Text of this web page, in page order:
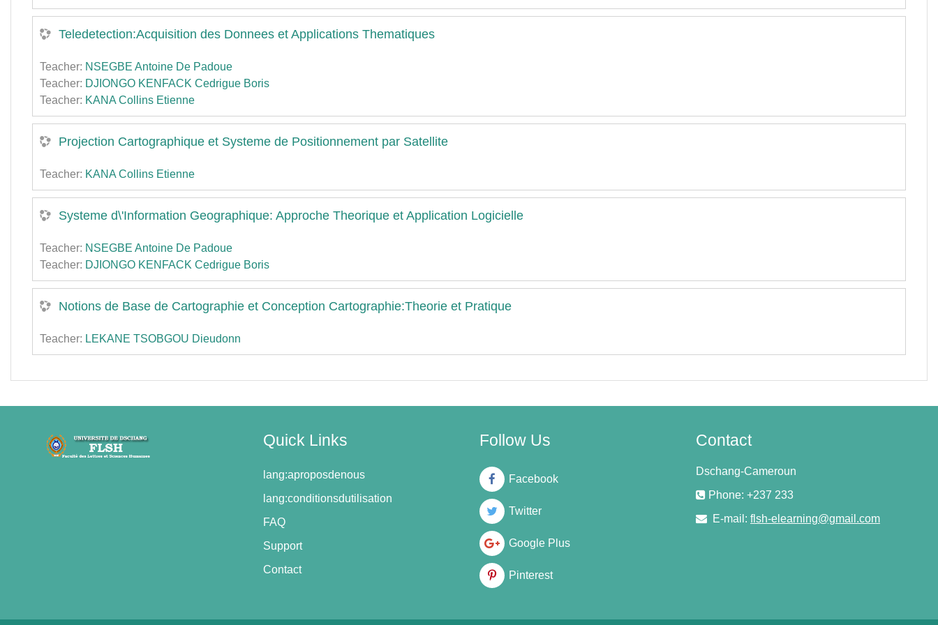
Teledetection:Acquisition des Donnees et Applications Thematiques
Teacher: NSEGBE Antoine De Padoue
Teacher: DJIONGO KENFACK Cedrigue Boris
Teacher: KANA Collins Etienne
Projection Cartographique et Systeme de Positionnement par Satellite
Teacher: KANA Collins Etienne
Systeme d\'Information Geographique: Approche Theorique et Application Logicielle
Teacher: NSEGBE Antoine De Padoue
Teacher: DJIONGO KENFACK Cedrigue Boris
Notions de Base de Cartographie et Conception Cartographie:Theorie et Pratique
Teacher: LEKANE TSOBGOU Dieudonn
Quick Links
lang:aproposdenous
lang:conditionsdutilisation
FAQ
Support
Contact
Follow Us
Facebook
Twitter
Google Plus
Pinterest
Contact
Dschang-Cameroun
Phone: +237 233
E-mail: flsh-elearning@gmail.com